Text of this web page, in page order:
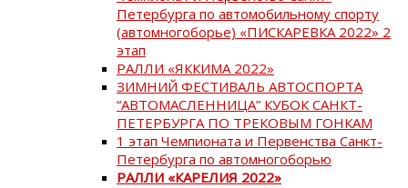
Петербурга по автомобильному спорту
(автомногоборье) «ПИСКАРЕВКА 2022» 2
этап
РАЛЛИ «ЯККИМА 2022»
ЗИМНИЙ ФЕСТИВАЛЬ АВТОСПОРТА
“АВТОМАСЛЕННИЦА” КУБОК САНКТ-
ПЕТЕРБУРГА ПО ТРЕКОВЫМ ГОНКАМ
1 этап Чемпионата и Первенства Санкт-
Петербурга по автомногоборью
РАЛЛИ «КАРЕЛИЯ 2022»